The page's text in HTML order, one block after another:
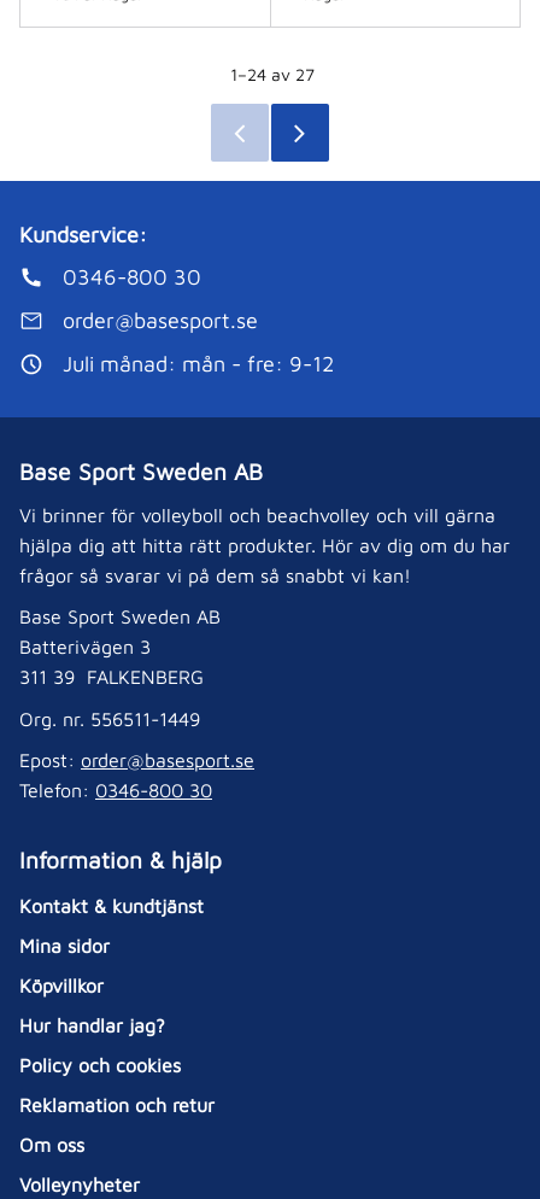
1–24 av 27
Kundservice:
0346-800 30
order@basesport.se
Juli månad: mån - fre: 9-12
Base Sport Sweden AB
Vi brinner för volleyboll och beachvolley och vill gärna
hjälpa dig att hitta rätt produkter. Hör av dig om du har
frågor så svarar vi på dem så snabbt vi kan!
Base Sport Sweden AB
Batterivägen 3
311 39 FALKENBERG
Org. nr. 556511-1449
Epost: order@basesport.se
Telefon: 0346-800 30
Information & hjälp
Kontakt & kundtjänst
Mina sidor
Köpvillkor
Hur handlar jag?
Policy och cookies
Reklamation och retur
Om oss
Volleynyheter